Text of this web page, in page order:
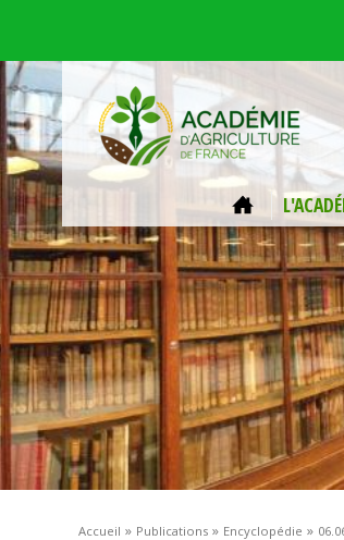
ACCUEIL
Accueil » Publications » Encyclopédie »